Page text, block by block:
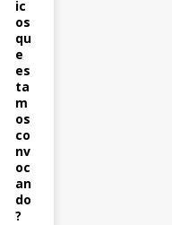
ic
os
qu
e
es
ta
m
os
co
nv
oc
an
do
?